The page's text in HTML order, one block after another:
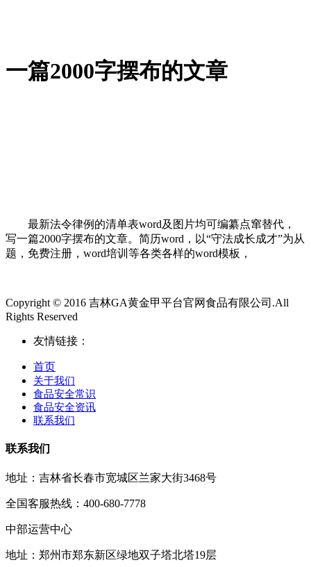
一篇2000字摆布的文章
最新法令律例的清单表word及图片均可编纂点窜替代，
写一篇2000字摆布的文章。简历word，以“守法成长成才”为从
题，免费注册，word培训等各类各样的word模板，
Copyright © 2016 吉林GA黄金甲平台官网食品有限公司.All
Rights Reserved
友情链接：
首页
关于我们
食品安全常识
食品安全资讯
联系我们
联系我们
地址：吉林省长春市宽城区兰家大街3468号
全国客服热线：400-680-7778
中部运营中心
地址：郑州市郑东新区绿地双子塔北塔19层